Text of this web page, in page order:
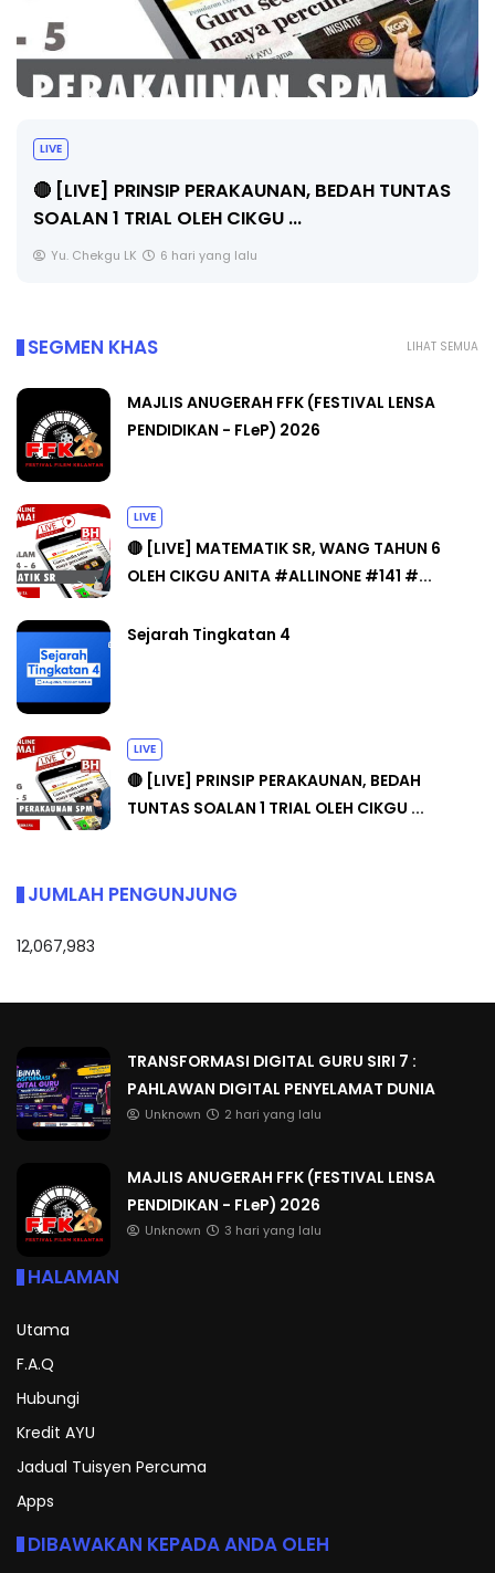
LIVE
🔴 [LIVE] PRINSIP PERAKAUNAN, BEDAH TUNTAS
SOALAN 1 TRIAL OLEH CIKGU ...
Yu. Chekgu LK 6 hari yang lalu
LIHAT SEMUA
SEGMEN KHAS
MAJLIS ANUGERAH FFK (FESTIVAL LENSA
PENDIDIKAN - FLeP) 2026
LIVE
🔴 [LIVE] MATEMATIK SR, WANG TAHUN 6
OLEH CIKGU ANITA #ALLINONE #141 #...
Sejarah Tingkatan 4
LIVE
🔴 [LIVE] PRINSIP PERAKAUNAN, BEDAH
TUNTAS SOALAN 1 TRIAL OLEH CIKGU ...
JUMLAH PENGUNJUNG
12,067,983
TRANSFORMASI DIGITAL GURU SIRI 7 :
PAHLAWAN DIGITAL PENYELAMAT DUNIA
Unknown 2 hari yang lalu
MAJLIS ANUGERAH FFK (FESTIVAL LENSA
PENDIDIKAN - FLeP) 2026
Unknown 3 hari yang lalu
HALAMAN
Utama
F.A.Q
Hubungi
Kredit AYU
Jadual Tuisyen Percuma
Apps
DIBAWAKAN KEPADA ANDA OLEH